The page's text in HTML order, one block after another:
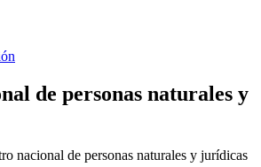
de personas naturales y